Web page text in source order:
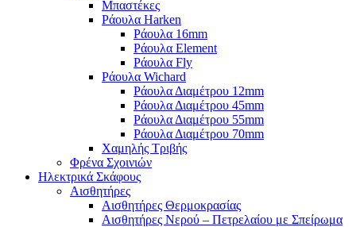
Μπαστέκες
Ράουλα Harken
Ράουλα 16mm
Ράουλα Element
Ράουλα Fly
Ράουλα Wichard
Ράουλα Διαμέτρου 12mm
Ράουλα Διαμέτρου 45mm
Ράουλα Διαμέτρου 55mm
Ράουλα Διαμέτρου 70mm
Χαμηλής Τριβής
Φρένα Σχοινιών
Ηλεκτρικά Σκάφους
Αισθητήρες
Αισθητήρες Θερμοκρασίας
Αισθητήρες Νερού – Πετρελαίου με Σπείρωμα